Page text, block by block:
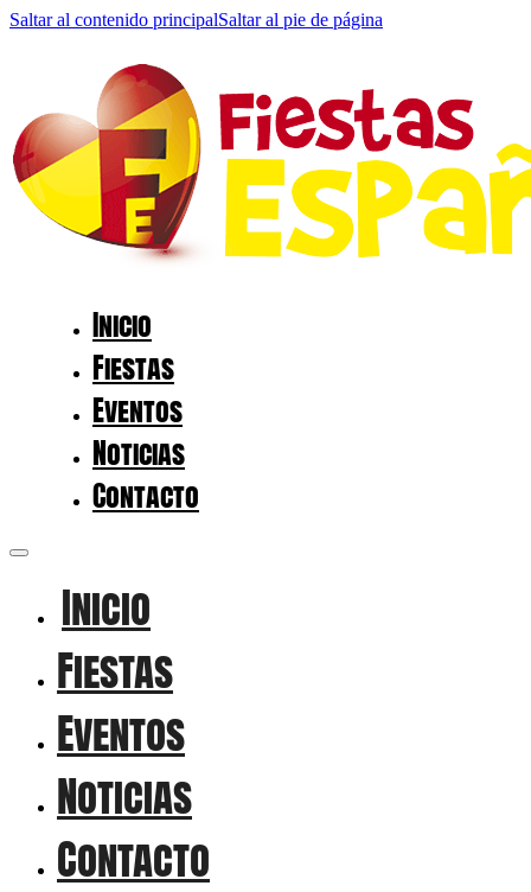
Saltar al contenido principalSaltar al pie de página
Inicio
Fiestas
Eventos
Noticias
Contacto
Inicio
Fiestas
Eventos
Noticias
Contacto